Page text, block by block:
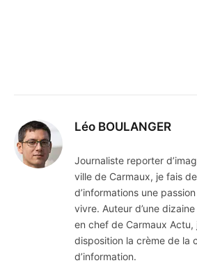
Léo BOULANGER
Journaliste reporter
ville de Carmaux, je fais
d’informations une
vivre. Auteur d’une
en chef de Carmaux Actu,
disposition la crème de la
d’information.